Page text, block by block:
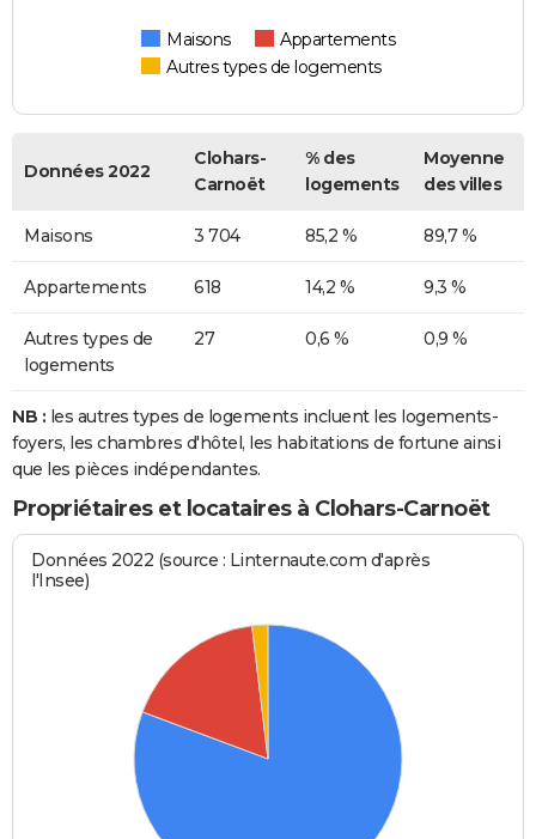
Maisons
Appartements
Autres types de logements
Données 2022
Clohars-
Carnoët
% des
logements
Moyenne
des villes
Maisons 3 704 85,2 % 89,7 %
Appartements 618 14,2 % 9,3 %
Autres types de
logements
27 0,6 % 0,9 %
NB : les autres types de logements incluent les logements-
foyers, les chambres d'hôtel, les habitations de fortune ainsi
que les pièces indépendantes.
Propriétaires et locataires à Clohars-Carnoët
Données 2022 (source : Linternaute.com d'après
l'Insee)